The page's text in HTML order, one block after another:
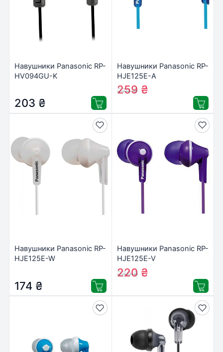
Навушники Panasonic RP-
HV094GU-K
203 ₴
Навушники Panasonic RP-
HJE125E-A
270₴
259 ₴
Навушники Panasonic RP-
HJE125E-W
174 ₴
Навушники Panasonic RP-
HJE125E-V
230₴
220 ₴